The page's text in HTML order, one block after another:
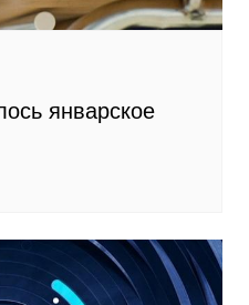
январское